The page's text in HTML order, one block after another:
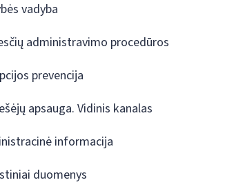
vadyba
administravimo procedūros
prevencija
apsauga. Vidinis kanalas
informacija
duomenys